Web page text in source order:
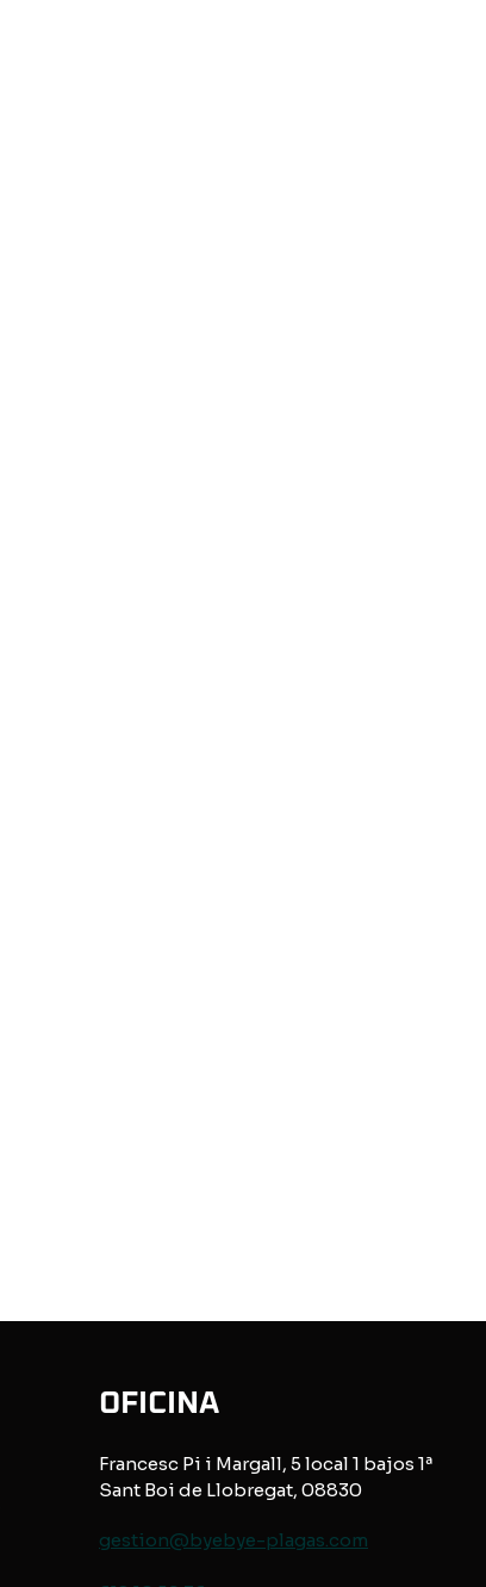
OFICINA
Francesc Pi i Margall, 5 local 1 bajos 1ª
Sant Boi de Llobregat, 08830
gestion@byebye-plagas.com